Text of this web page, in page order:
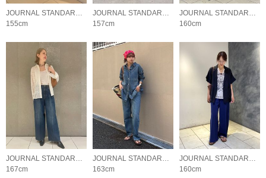
155cm
157cm
160cm
167cm
163cm
160cm